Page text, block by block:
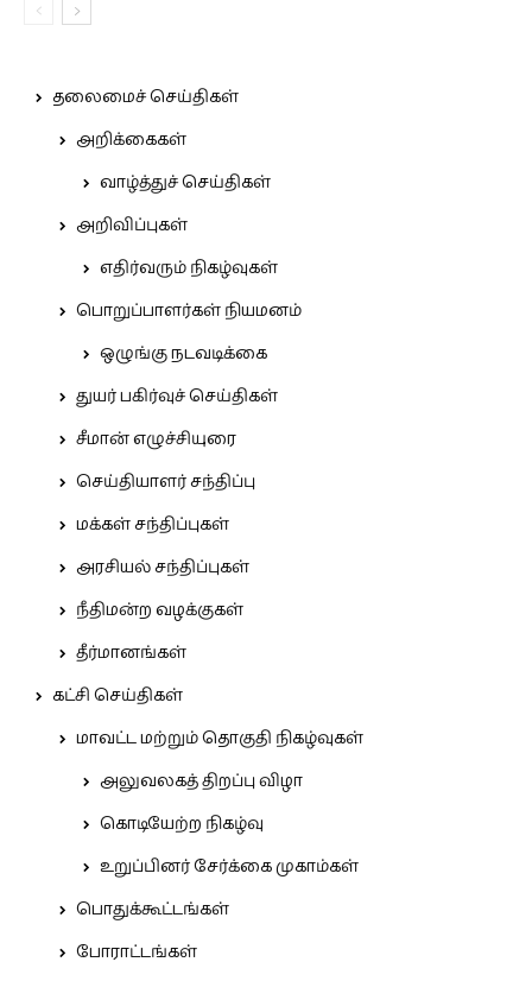
தலைமைச் செய்திகள்
அறிக்கைகள்
வாழ்த்துச் செய்திகள்
அறிவிப்புகள்
எதிர்வரும் நிகழ்வுகள்
பொறுப்பாளர்கள் நியமனம்
ஒழுங்கு நடவடிக்கை
துயர் பகிர்வுச் செய்திகள்
சீமான் எழுச்சியுரை
செய்தியாளர் சந்திப்பு
மக்கள் சந்திப்புகள்
அரசியல் சந்திப்புகள்
நீதிமன்ற வழக்குகள்
தீர்மானங்கள்
கட்சி செய்திகள்
மாவட்ட மற்றும் தொகுதி நிகழ்வுகள்
அலுவலகத் திறப்பு விழா
கொடியேற்ற நிகழ்வு
உறுப்பினர் சேர்க்கை முகாம்கள்
பொதுக்கூட்டங்கள்
போராட்டங்கள்